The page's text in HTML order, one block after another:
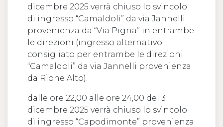
dicembre 2025 verrà chiuso lo svincolo
di ingresso “Camaldoli” da via Jannelli
provenienza da “Via Pigna” in entrambe
le direzioni (ingresso alternativo
consigliato per entrambe le direzioni
“Camaldoli” da via Jannelli provenienza
da Rione Alto).
dalle ore 22,00 alle ore 24,00 del 3
dicembre 2025 verrà chiuso lo svincolo
di ingresso “Capodimonte” provenienza